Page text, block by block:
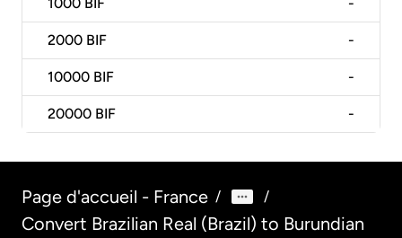
1000 BIF -
2000 BIF -
10000 BIF -
20000 BIF -
Page d'accueil - France / /
Convert Brazilian Real (Brazil) to Burundian